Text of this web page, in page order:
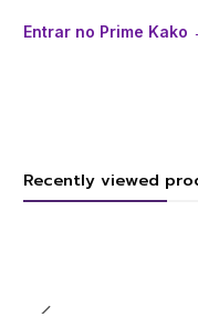
Entrar no Prime Kako
Recently viewed